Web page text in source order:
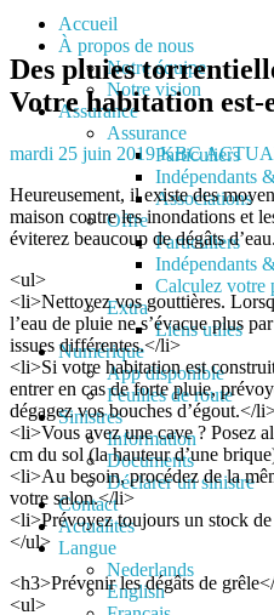
Accueil
À propos de nous
Notre équipe
Notre vision
Assurance
Assurance
Particuliers
Indépendants
Associations
Offre
Particuliers
Indépendants
Calculez votre
Extra
Liens utiles
Numérique
App disponible
Feuilles de route
Sinistres
Information
Documents
Déclarer un sinistre
Contact
Actualités
Langue
Nederlands
English
Des pluies
Votre habitation est-
mardi 25 juin 2019 KBC
Heureusement, il existe des
maison contre les inondations et
éviterez beaucoup de dégâts d’eau.
<ul>
<li>Nettoyez vos gouttières.
l’eau de pluie ne s’évacue plus
issues différentes.</li>
<li>Si votre habitation est
entrer en cas de forte pluie,
dégagez vos bouches d’égout.</
<li>Vous avez une cave ? Posez
cm du sol (la hauteur d’une
<li>Au besoin, procédez de la
votre salon.</li>
<li>Prévoyez toujours un stock
</ul>
<h3>Prévenir les dégâts de
<ul>